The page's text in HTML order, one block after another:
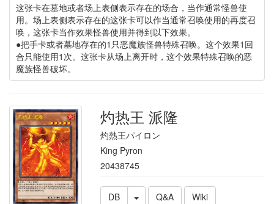
这张卡在墓地或者场上表侧表示存在的场合，当作通常怪兽使
用。场上表侧表示存在的这张卡可以作当通常召唤使用的再度召
唤，这张卡当作效果怪兽使用并得到以下效果。
●把手卡或者墓地存在的1只恶魔族怪兽特殊召唤。这个效果1回
合只能使用1次。这张卡从场上离开时，这个效果特殊召唤的恶
魔族怪兽破坏。
灼热王 派隆
灼熱王パイロン
King Pyron
20438745
DB Q&A
Wiki